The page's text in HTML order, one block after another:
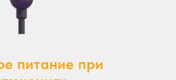
питание при